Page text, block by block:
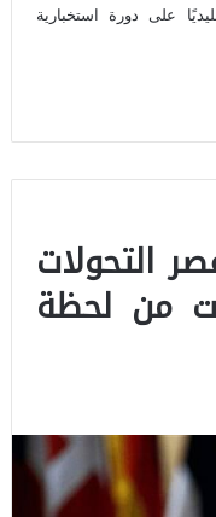
على دورة استخبارية
التحولات
من لحظة